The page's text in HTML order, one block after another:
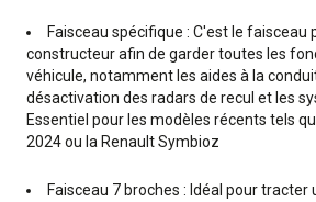
Faisceau spécifique : C'est le faisceau
constructeur afin de garder toutes les
véhicule, notamment les aides à la
désactivation des radars de recul et les
Essentiel pour les modèles récents tels
2024 ou la Renault Symbioz
Faisceau 7 broches : Idéal pour